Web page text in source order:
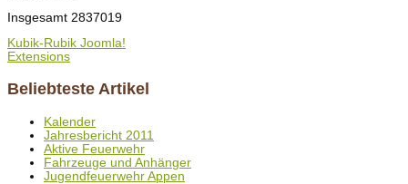
Insgesamt 2837019
Kubik-Rubik Joomla!
Extensions
Beliebteste Artikel
Kalender
Jahresbericht 2011
Aktive Feuerwehr
Fahrzeuge und Anhänger
Jugendfeuerwehr Appen